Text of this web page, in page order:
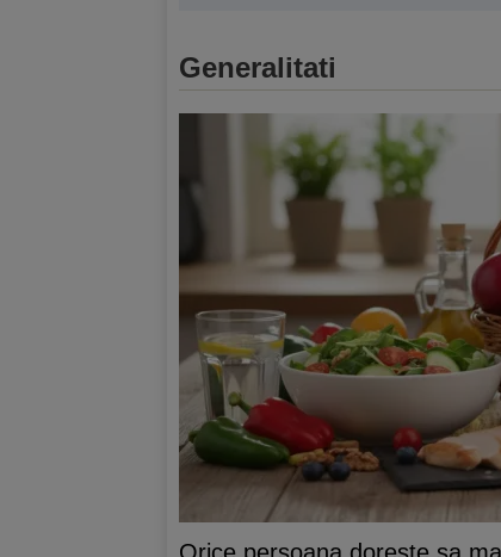
Generalitati
Orice persoana doreste sa